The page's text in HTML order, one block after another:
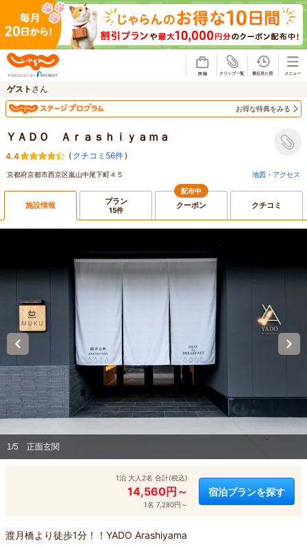
ゲスト さん
お得な特典をみる
ＹＡＤＯ Ａｒａｓｈｉｙａｍａ
4.4 ( クチコミ56件)
京都府京都市西京区嵐山中尾下町４５ 地図・アクセス
施設情報 プラン
15件
配布中
クーポン クチコミ
1/5 正面玄関
1泊 大人2名 合計(税込)
14,560円～
1名 7,280円～
宿泊プランを探す
渡月橋より徒歩1分！！YADO Arashiyama